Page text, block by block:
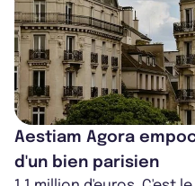
Aestiam Agora
d'un bien parisien